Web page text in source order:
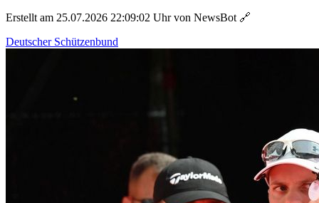
Erstellt am 25.07.2026 22:09:02 Uhr von NewsBot 🔗
Deutscher Schützenbund